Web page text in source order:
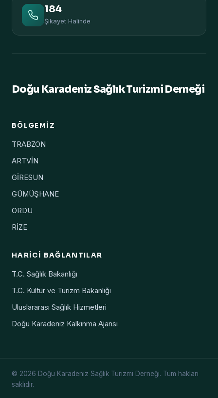
184
Şikayet Halinde
Doğu Karadeniz Sağlık Turizmi Derneği
BÖLGEMIZ
TRABZON
ARTVİN
GİRESUN
GÜMÜŞHANE
ORDU
RİZE
HARICI BAĞLANTILAR
T.C. Sağlık Bakanlığı
T.C. Kültür ve Turizm Bakanlığı
Uluslararası Sağlık Hizmetleri
Doğu Karadeniz Kalkınma Ajansı
© 2026 Doğu Karadeniz Sağlık Turizmi Derneği. Tüm hakları
saklıdır.